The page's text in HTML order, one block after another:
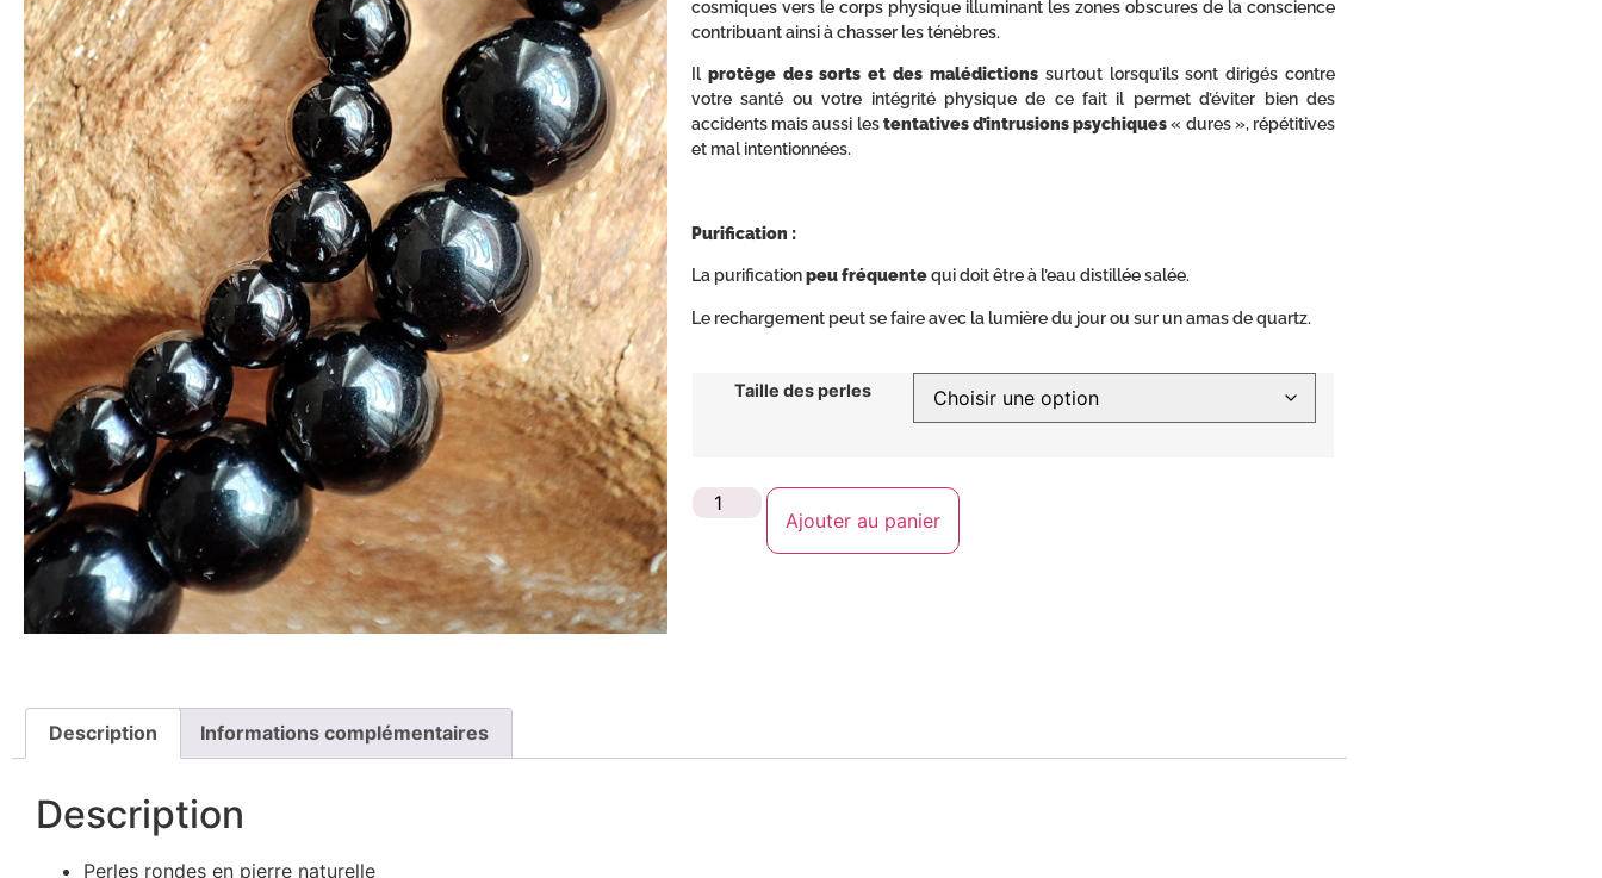
cosmiques vers le corps physique illuminant les zones obscures de la conscience
contribuant ainsi à chasser les ténèbres.
Il protège des sorts et des malédictionssurtout lorsqu’ils sont dirigés contre
votre santé ou votre intégrité physique de ce fait il permet d’éviter bien des
accidents mais aussi lestentatives d’intrusions psychiques« dures », répétitives
et mal intentionnées.
Purification :
La purificationpeu fréquentequi doit être à l’eau distillée salée.
Le rechargement peut se faire avec la lumière du jour ou sur un amas de quartz.
Taille des perles
Ajouter au panier
Description Informations complémentaires
Description
Perles rondes en pierre naturelle